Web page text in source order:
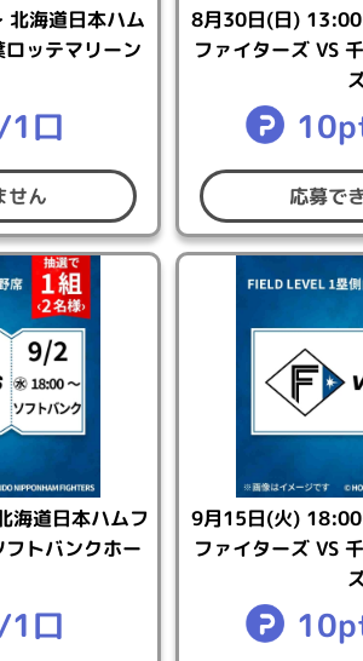
注意ください。
またはKONAMI IDの削除を行われた場合
り賞品を配達できない場合
転売・譲渡した場合
なされた場合
情報等保護方針に従って取り扱います。
海道日本ハム
ッテマリーン
口
せん
8月30日(日)
ファイターズ VS
応募で
道日本ハムフ
トバンクホー
口
9月15日(火)
ファイターズ VS